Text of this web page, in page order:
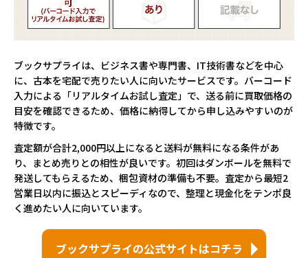
ブックサプライは、ビジネス書や専門書、IT技術書などを中心
に、古本を宅配で売りたい人に向いたサービスです。バーコード
入力による「リアルタイムお試し査定」で、送る前に買取価格の
目安を確認できるため、価格に納得してから申し込みやすいのが
特徴です。
査定額が合計2,000円以上になると送料が無料になる条件があ
り、まとめ売りとの相性が良いです。初回はダンボールを無料で
発送してもらえるため、梱包資材の準備も不要。査定から最短2
営業日以内に振込とスピーディなので、整理と現金化をテンポ良
く進めたい人に向いています。
ブックサプライの公式サイトはコチラ